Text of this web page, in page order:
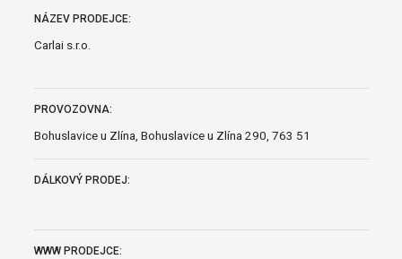
NÁZEV PRODEJCE:
Carlai s.r.o.
PROVOZOVNA:
Bohuslavice u Zlína, Bohuslavice u Zlína 290, 763 51
DÁLKOVÝ PRODEJ:
WWW PRODEJCE: